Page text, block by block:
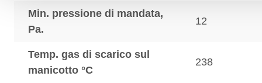
Min. pressione di mandata,
Pa.
12
Temp. gas di scarico sul
manicotto °C
238